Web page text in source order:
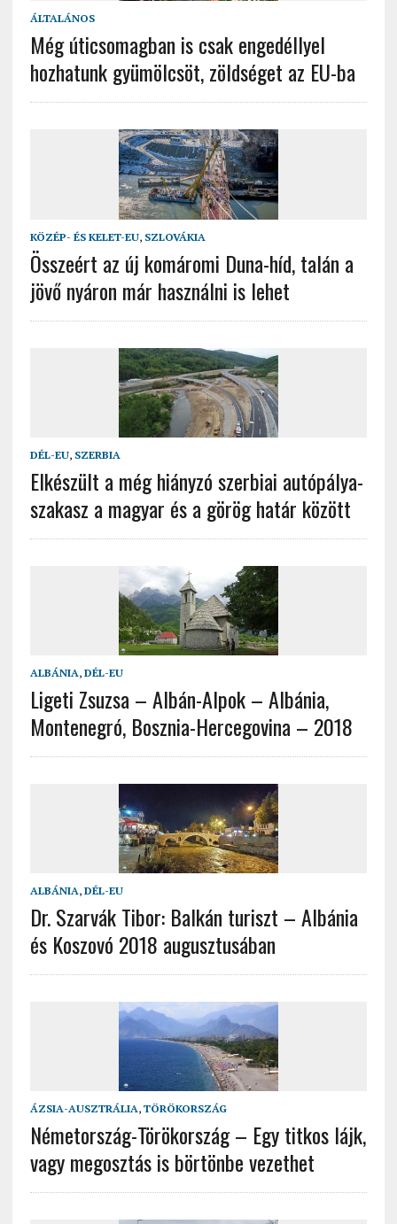
ÁLTALÁNOS
Még úticsomagban is csak engedéllyel
hozhatunk gyümölcsöt, zöldséget az EU-ba
KÖZÉP- ÉS KELET-EU, SZLOVÁKIA
Összeért az új komáromi Duna-híd, talán a
jövő nyáron már használni is lehet
DÉL-EU, SZERBIA
Elkészült a még hiányzó szerbiai autópálya-
szakasz a magyar és a görög határ között
ALBÁNIA, DÉL-EU
Ligeti Zsuzsa – Albán-Alpok – Albánia,
Montenegró, Bosznia-Hercegovina – 2018
ALBÁNIA, DÉL-EU
Dr. Szarvák Tibor: Balkán turiszt – Albánia
és Koszovó 2018 augusztusában
ÁZSIA-AUSZTRÁLIA, TÖRÖKORSZÁG
Németország-Törökország – Egy titkos lájk,
vagy megosztás is börtönbe vezethet